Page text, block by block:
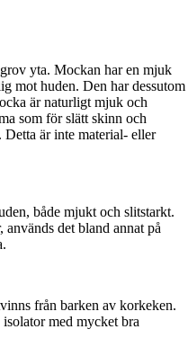
yta. Mockan har en mjuk
mot huden. Den har dessutom
är naturligt mjuk och
som för slätt skinn och
Detta är inte material- eller
både mjukt och slitstarkt.
det bland annat på
från barken av korkeken.
med mycket bra